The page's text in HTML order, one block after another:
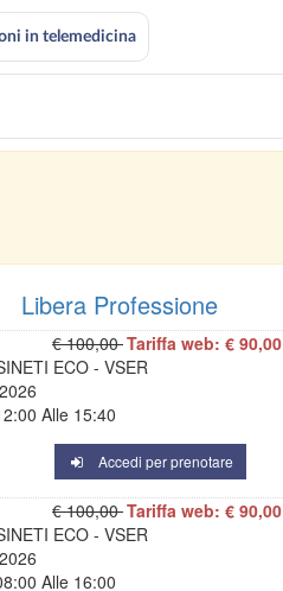
in telemedicina
Libera Professione
€ 100,00Tariffa web: € 90,00
ECO - VSER
Alle 15:40
Accedi per prenotare
€ 100,00Tariffa web: € 90,00
ECO - VSER
Alle 16:00